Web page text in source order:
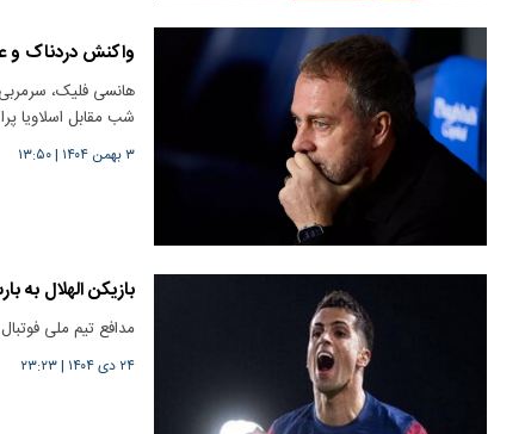
واکنش دردناک
هانسی فلیک،
شب مقابل اسلاویا
۳ بهمن ۱۴۰۴ |۱۳:۵۰
بازیکن الهلال به
مدافع تیم ملی
۲۴ دی ۱۴۰۴ |۲۳:۲۳